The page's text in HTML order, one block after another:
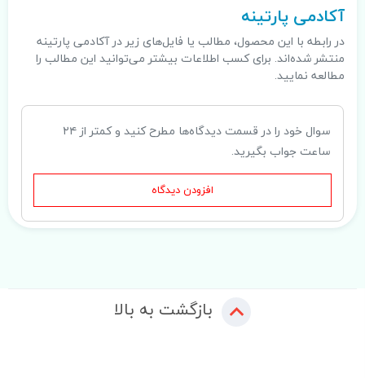
آکادمی پارتینه
در رابطه با این محصول، مطالب یا فایل‌های زیر در آکادمی پارتینه
منتشر شده‌اند. برای کسب اطلاعات بیشتر می‌توانید این مطالب را
مطالعه نمایید.
سوال خود را در قسمت دیدگاه‌ها مطرح کنید و کمتر از ۲۴
ساعت جواب بگیرید.
افزودن دیدگاه
بازگشت به بالا